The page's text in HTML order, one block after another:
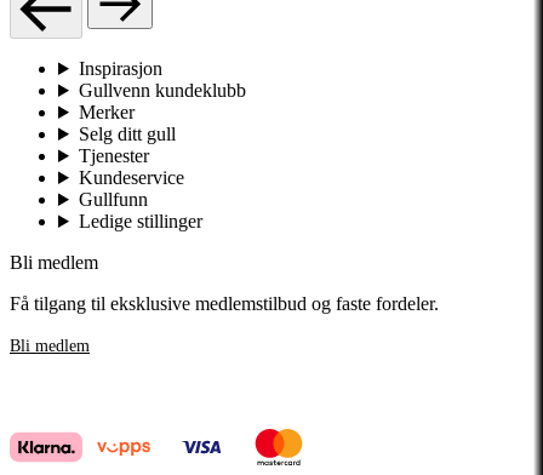
Inspirasjon
Gullvenn kundeklubb
Merker
Selg ditt gull
Tjenester
Kundeservice
Gullfunn
Ledige stillinger
Bli medlem
Få tilgang til eksklusive medlemstilbud og faste fordeler.
Bli medlem